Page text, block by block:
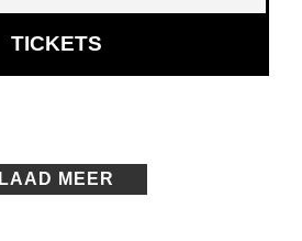
TICKETSOPENT
IN
LAAD MEER